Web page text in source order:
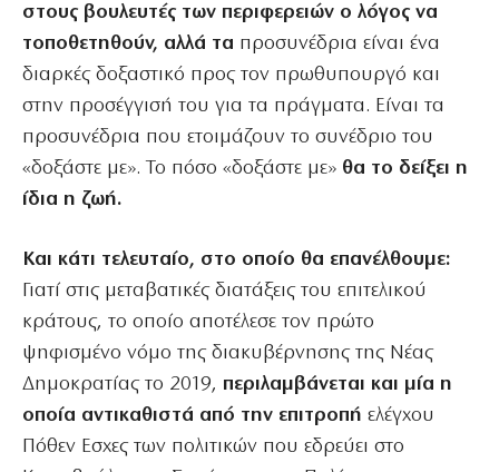
στους βουλευτές των περιφερειών ο λόγος να
τοποθετηθούν, αλλά τα προσυνέδρια είναι ένα
διαρκές δοξαστικό προς τον πρωθυπουργό και
στην προσέγγισή του για τα πράγματα. Είναι τα
προσυνέδρια που ετοιμάζουν το συνέδριο του
«δοξάστε με». Το πόσο «δοξάστε με» θα το δείξει η
ίδια η ζωή.
Και κάτι τελευταίο, στο οποίο θα επανέλθουμε:
Γιατί στις μεταβατικές διατάξεις του επιτελικού
κράτους, το οποίο αποτέλεσε τον πρώτο
ψηφισμένο νόμο της διακυβέρνησης της Νέας
Δημοκρατίας το 2019, περιλαμβάνεται και μία η
οποία αντικαθιστά από την επιτροπή ελέγχου
Πόθεν Εσχες των πολιτικών που εδρεύει στο